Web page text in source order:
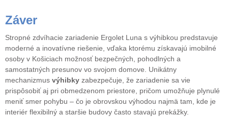
Záver
Stropné zdvíhacie zariadenie Ergolet Luna s výhibkou predstavuje
moderné a inovatívne riešenie, vďaka ktorému získavajú imobilné
osoby v Košiciach možnosť bezpečných, pohodlných a
samostatných presunov vo svojom domove. Unikátny
mechanizmus výhibky zabezpečuje, že zariadenie sa vie
prispôsobiť aj pri obmedzenom priestore, pričom umožňuje plynulé
meniť smer pohybu – čo je obrovskou výhodou najmä tam, kde je
interiér flexibilný a staršie budovy často stavajú prekážky.